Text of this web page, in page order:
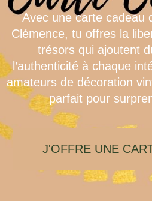
Avec une carte cadeau
Clémence, tu offres la
trésors qui ajoutent
l’authenticité à chaque
amateurs de décoration
parfait pour
J'OFFRE UNE